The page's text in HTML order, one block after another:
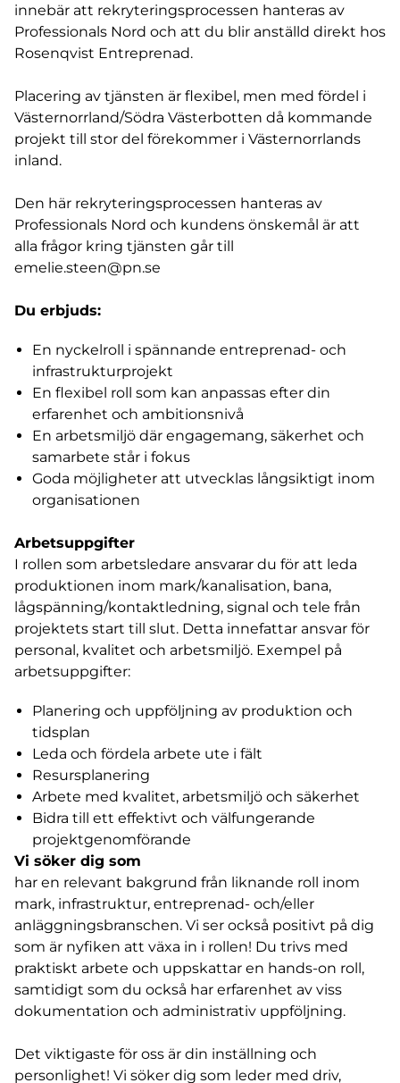
innebär att rekryteringsprocessen hanteras av
Professionals Nord och att du blir anställd direkt hos
Rosenqvist Entreprenad.
Placering av tjänsten är flexibel, men med fördel i
Västernorrland/Södra Västerbotten då kommande
projekt till stor del förekommer i Västernorrlands
inland.
Den här rekryteringsprocessen hanteras av
Professionals Nord och kundens önskemål är att
alla frågor kring tjänsten går till
emelie.steen@pn.se
Du erbjuds:
En nyckelroll i spännande entreprenad- och
infrastrukturprojekt
En flexibel roll som kan anpassas efter din
erfarenhet och ambitionsnivå
En arbetsmiljö där engagemang, säkerhet och
samarbete står i fokus
Goda möjligheter att utvecklas långsiktigt inom
organisationen
Arbetsuppgifter
I rollen som arbetsledare ansvarar du för att leda
produktionen inom mark/kanalisation, bana,
lågspänning/kontaktledning, signal och tele från
projektets start till slut. Detta innefattar ansvar för
personal, kvalitet och arbetsmiljö. Exempel på
arbetsuppgifter:
Planering och uppföljning av produktion och
tidsplan
Leda och fördela arbete ute i fält
Resursplanering
Arbete med kvalitet, arbetsmiljö och säkerhet
Bidra till ett effektivt och välfungerande
projektgenomförande
Vi söker dig som
har en relevant bakgrund från liknande roll inom
mark, infrastruktur, entreprenad- och/eller
anläggningsbranschen. Vi ser också positivt på dig
som är nyfiken att växa in i rollen! Du trivs med
praktiskt arbete och uppskattar en hands-on roll,
samtidigt som du också har erfarenhet av viss
dokumentation och administrativ uppföljning.
Det viktigaste för oss är din inställning och
personlighet! Vi söker dig som leder med driv,